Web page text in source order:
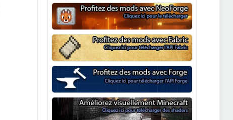
NeoForge
Minecraft Fabric
Minecraft Forge